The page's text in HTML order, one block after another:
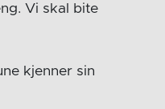
Vi skal bite
kjenner sin